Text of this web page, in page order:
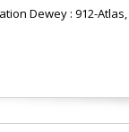
Dewey : 912-